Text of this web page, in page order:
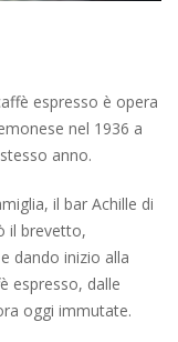
espresso è opera
nel 1936 a
anno.
il bar Achille di
il brevetto,
dando inizio alla
espresso, dalle
oggi immutate.